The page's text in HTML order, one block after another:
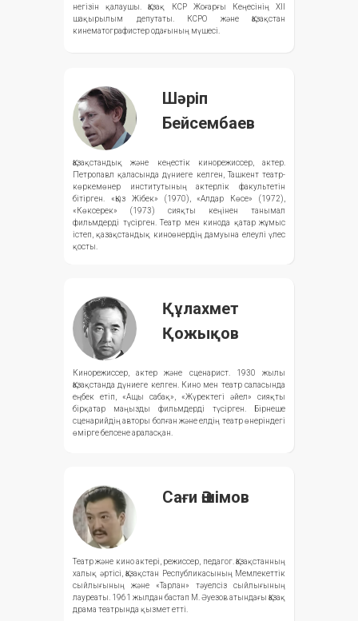
негізін қалаушы. Қазақ КСР Жоғарғы Кеңесінің XII
шақырылым депутаты. КСРО және Қазақстан
кинематографистер одағының мүшесі.
Шәріп
Бейсембаев
Қазақстандық және кеңестік кинорежиссер, актер.
Петропавл қаласында дүниеге келген, Ташкент театр-
көркемөнер институтының актерлік факультетін
бітірген. «Қыз Жібек» (1970), «Алдар Көсе» (1972),
«Көксерек» (1973) сияқты кеңінен танымал
фильмдерді түсірген. Театр мен кинода қатар жұмыс
істеп, қазақстандық киноөнердің дамуына елеулі үлес
қосты.
Құлахмет
Қожықов
Кинорежиссер, актер және сценарист. 1930 жылы
Қазақстанда дүниеге келген. Кино мен театр саласында
еңбек етіп, «Ащы сабақ», «Жүректегі әйел» сияқты
бірқатар маңызды фильмдерді түсірген. Бірнеше
сценарийдің авторы болған және елдің театр өнеріндегі
өмірге белсене араласқан.
Сағи Әшімов
Театр және кино актері, режиссер, педагог. Қазақстанның
халық әртісі, Қазақстан Республикасының Мемлекеттік
сыйлығының және «Тарлан» тәуелсіз сыйлығының
лауреаты. 1961 жылдан бастап М. Әуезов атындағы Қазақ
драма театрында қызмет етті.